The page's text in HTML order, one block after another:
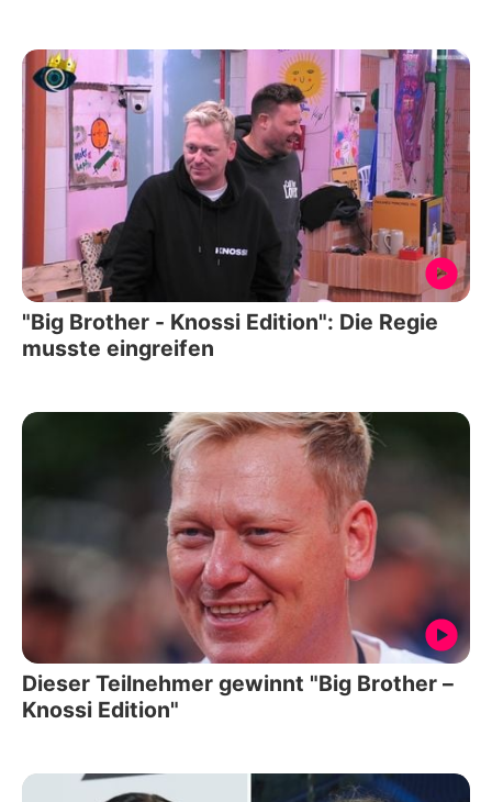
"Big Brother - Knossi Edition": Die Regie
musste eingreifen
Dieser Teilnehmer gewinnt "Big Brother –
Knossi Edition"